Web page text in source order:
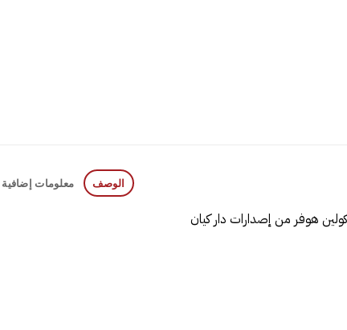
الوصف معلومات إضافية
هوفر من إصدارات دار كيان